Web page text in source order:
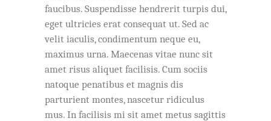
faucibus. Suspendisse hendrerit turpis dui,
eget ultricies erat consequat ut. Sed ac
velit iaculis, condimentum neque eu,
maximus urna. Maecenas vitae nunc sit
amet risus aliquet facilisis. Cum sociis
natoque penatibus et magnis dis
parturient montes, nascetur ridiculus
mus. In facilisis mi sit amet metus sagittis